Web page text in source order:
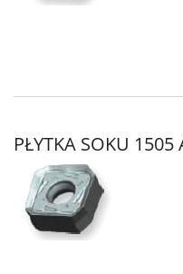
PŁYTKA SOKU 1505